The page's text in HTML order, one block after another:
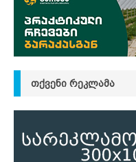
ᲗᲥᲕᲔᲜᲘ ᲠᲔᲙᲚᲐᲛᲐ